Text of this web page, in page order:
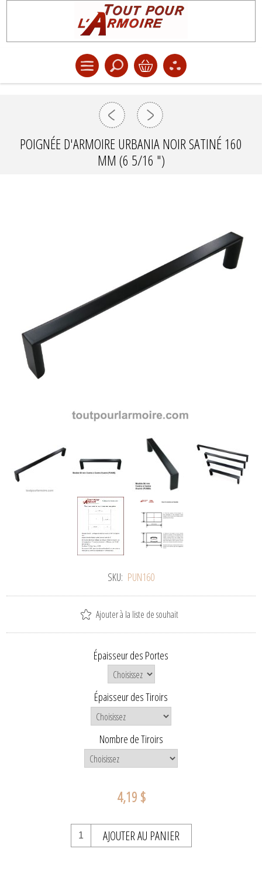
POIGNÉE D'ARMOIRE URBANIA NOIR SATINÉ 160
MM (6 5/16 ")
SKU: PUN160
Ajouter à la liste de souhait
Épaisseur des Portes
Épaisseur des Tiroirs
Nombre de Tiroirs
4,19 $
AJOUTER AU PANIER